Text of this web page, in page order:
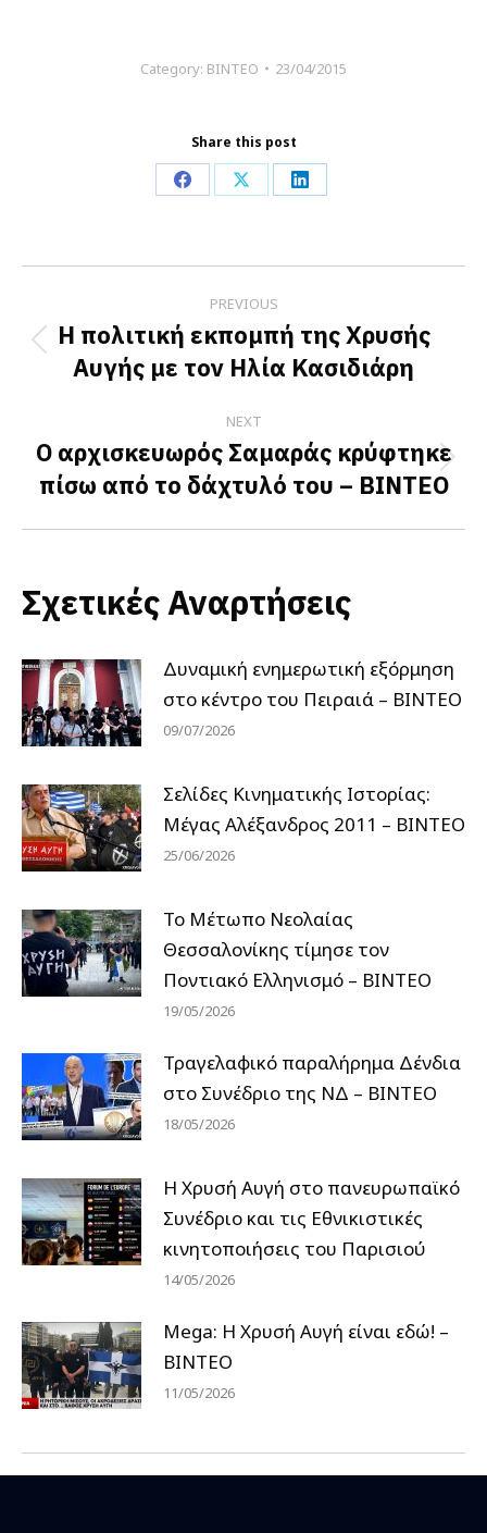
Category: ΒΙΝΤΕΟ 23/04/2015
Share this post
Share
Facebook
Share
X
Share
LinkedIn
navigation
PREVIOUS
Previous
post:
Η πολιτική εκπομπή της Χρυσής
Αυγής με τον Ηλία Κασιδιάρη
NEXT
Next
post:
Ο αρχισκευωρός Σαμαράς κρύφτηκε
πίσω από το δάχτυλό του – ΒΙΝΤΕΟ
Σχετικές Αναρτήσεις
Δυναμική ενημερωτική εξόρμηση
στο κέντρο του Πειραιά – ΒΙΝΤΕΟ
09/07/2026
Σελίδες Κινηματικής Ιστορίας:
Μέγας Αλέξανδρος 2011 – ΒΙΝΤΕΟ
25/06/2026
Το Μέτωπο Νεολαίας
Θεσσαλονίκης τίμησε τον
Ποντιακό Ελληνισμό – ΒΙΝΤΕΟ
19/05/2026
Τραγελαφικό παραλήρημα Δένδια
στο Συνέδριο της ΝΔ – ΒΙΝΤΕΟ
18/05/2026
Η Χρυσή Αυγή στο πανευρωπαϊκό
Συνέδριο και τις Εθνικιστικές
κινητοποιήσεις του Παρισιού
14/05/2026
Mega: Η Χρυσή Αυγή είναι εδώ! –
ΒΙΝΤΕΟ
11/05/2026